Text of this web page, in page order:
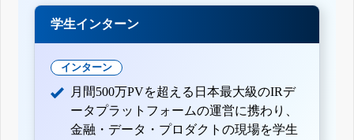
学生インターン
インターン
月間500万PVを超える日本最大級のIRデ
ータプラットフォームの運営に携わり、
金融・データ・プロダクトの現場を学生